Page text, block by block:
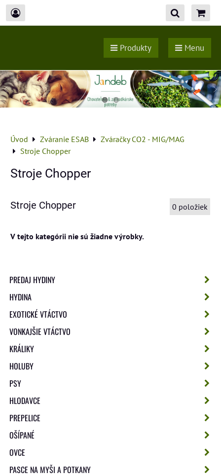
Produkty Menu
Úvod Zváranie ESAB
Zváračky CO2 - MIG/MAG
Stroje Chopper
Stroje Chopper
Stroje Chopper 0 položiek
PREDAJ HYDINY
HYDINA
EXOTICKÉ VTÁCTVO
VONKAJŠIE VTÁCTVO
KRÁLIKY
HOLUBY
PSY
HLODAVCE
PREPELICE
OŠÍPANÉ
OVCE
PASCE NA MYŠI A POTKANY